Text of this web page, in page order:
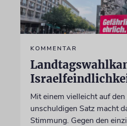
KOMMENTAR
Mit einem vielleicht auf
unschuldigen Satz macht
Stimmung. Gegen den